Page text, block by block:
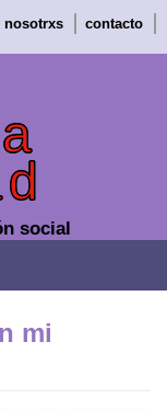
nosotrxs contacto
social
mi